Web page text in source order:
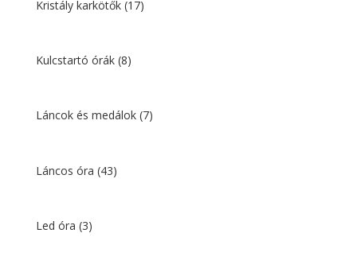
Kristály karkötők (17)
Kulcstartó órák (8)
Láncok és medálok (7)
Láncos óra (43)
Led óra (3)